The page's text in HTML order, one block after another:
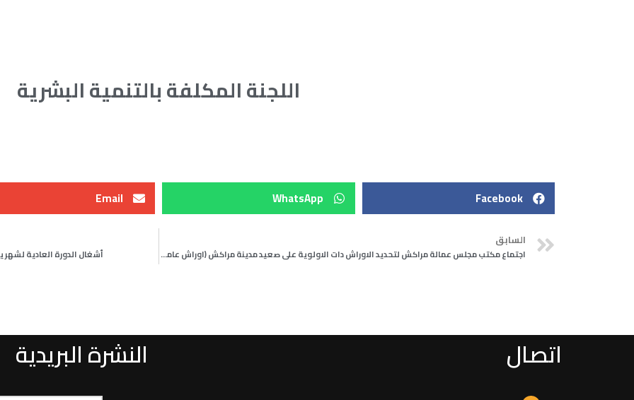
اللجنة المكلفة بالتنمية البشرية
Facebook
WhatsApp
Email
السابق
اجتماع مكتب مجلس عمالة مراكش لتحديد الاوراش دات الاولوية على صعيد مدينة مراكش (اوراش عامة كبرى وصغرى مؤقتة) يوم 15 ماي 2023 أشغال الدورة العادية لشهر يونيو 2023 لمجلس عمالة مراكش يوم
اتصال النشرة البريدية